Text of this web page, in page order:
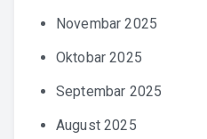
Novembar 2025
Oktobar 2025
Septembar 2025
August 2025